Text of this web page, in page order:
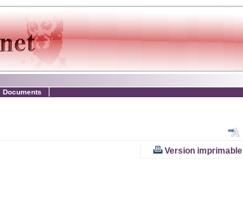
Documents
Version imprimable